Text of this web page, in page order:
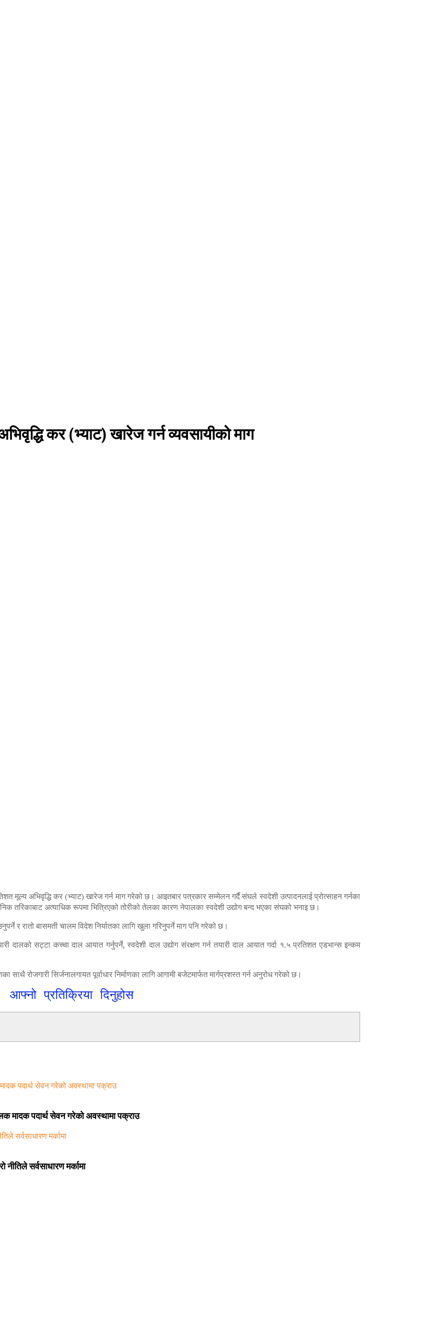
कर (भ्याट) खारेज गर्न व्यवसायीको माग
मूल्य अभिवृद्धि कर (भ्याट) खारेज गर्न माग गरेको छ। आइतबार पत्रकार सम्मेलन गर्दै संघले स्वदेशी उत्पादनलाई प्रोत्साहन गर्नका
तरिकाबाट अत्याधिक रूपमा भित्रिएको तोरीको तेलका कारण नेपालका स्वदेशी उद्योग बन्द भएका संघको भनाइ छ।
र रातो बासमती चालम विदेश निर्यातका लागि खुला गरिनुपर्ने माग पनि गरेको छ।
दालको सट्टा कच्चा दाल आयात गर्नुपर्ने, स्वदेशी दाल उद्योग संरक्षण गर्न तयारी दाल आयात गर्दा १.५ प्रतिशत एडभान्स इन्कम
रोजगारी सिर्जनालगायत पूर्वाधार निर्माणका लागि आगामी बजेटमार्फत मार्गप्रशस्त गर्न अनुरोध गरेको छ।
आफ्नो प्रतिक्रिया दिनुहोस
मादक पदार्थ सेवन गरेको अवस्थामा पक्राउ
सर्वसाधारण मर्कामा